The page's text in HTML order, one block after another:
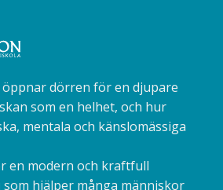
dörren för en djupare
som en helhet, och hur
mentala och känslomässiga
en modern och kraftfull
hjälper många människor